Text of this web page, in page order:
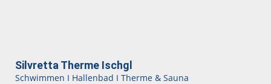
Silvretta Therme Ischgl
Schwimmen I Hallenbad I Therme & Sauna